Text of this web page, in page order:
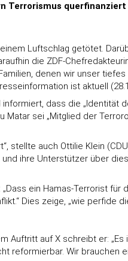
Terrorismus
Luftschlag getötet.
die ZDF-
denen wir unser
ist aktuell
dass die „Identität
sei „Mitglied der
auch Ottilie Klein
ihre Unterstützer über
ein Hamas-Terrorist
Dies zeige, „wie
auf X schreibt er:
reformierbar. Wir